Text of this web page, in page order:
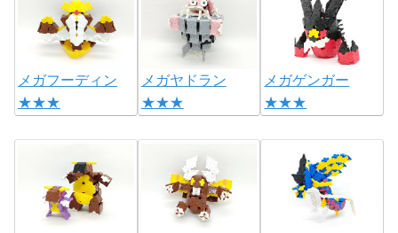
メガフーディン
★★★
メガヤドラン
★★★
メガゲンガー
★★★